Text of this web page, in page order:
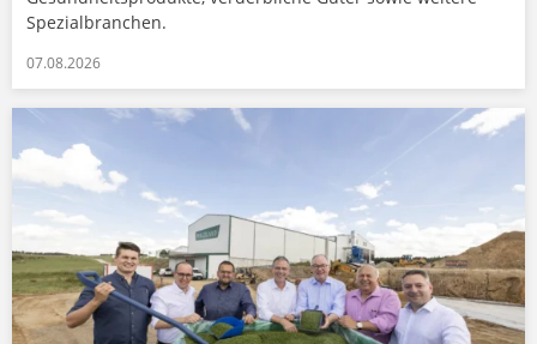
Spezialbranchen.
07.08.2026